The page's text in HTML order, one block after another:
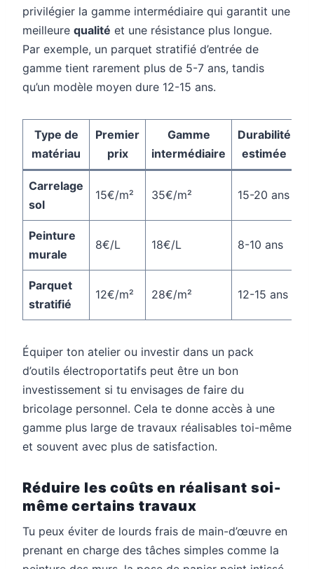
privilégier la gamme intermédiaire qui garantit une
meilleure qualité et une résistance plus longue.
Par exemple, un parquet stratifié d’entrée de
gamme tient rarement plus de 5-7 ans, tandis
qu’un modèle moyen dure 12-15 ans.
Type de
matériau
Premier
prix
Gamme
intermédiaire
Durabilité
estimée
Carrelage
sol
15€/m² 35€/m² 15-20 ans
Peinture
murale
8€/L 18€/L 8-10 ans
Parquet
stratifié
12€/m² 28€/m² 12-15 ans
Équiper ton atelier ou investir dans un pack
d’outils électroportatifs peut être un bon
investissement si tu envisages de faire du
bricolage personnel. Cela te donne accès à une
gamme plus large de travaux réalisables toi-même
et souvent avec plus de satisfaction.
Réduire les coûts en réalisant soi-
même certains travaux
Tu peux éviter de lourds frais de main-d’œuvre en
prenant en charge des tâches simples comme la